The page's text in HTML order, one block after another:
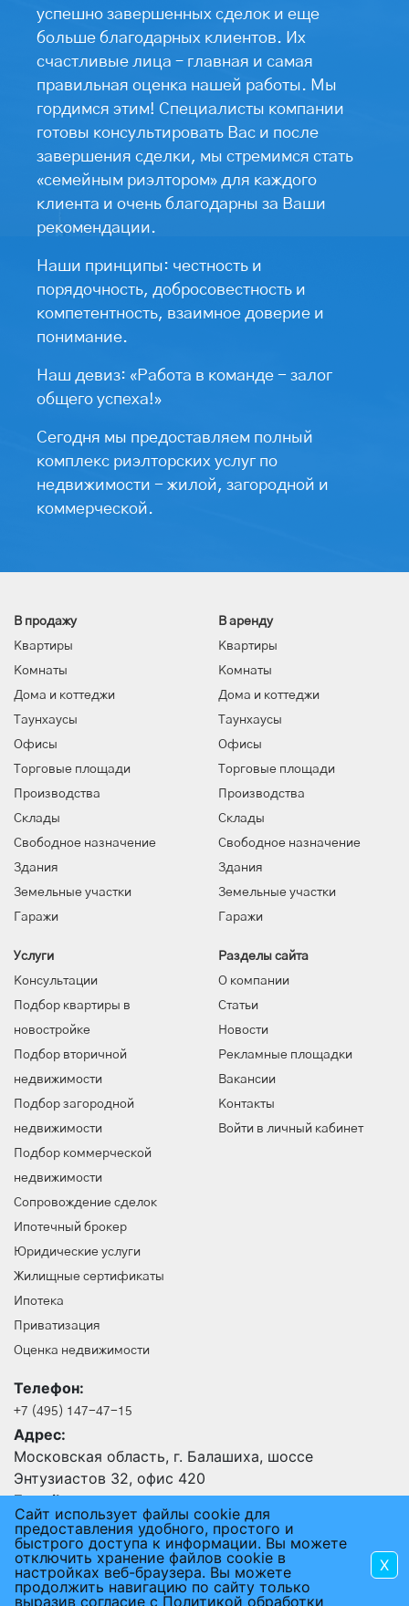
успешно завершенных сделок и еще
больше благодарных клиентов. Их
счастливые лица – главная и самая
правильная оценка нашей работы. Мы
гордимся этим! Специалисты компании
готовы консультировать Вас и после
завершения сделки, мы стремимся стать
«семейным риэлтором» для каждого
клиента и очень благодарны за Ваши
рекомендации.
Наши принципы: честность и
порядочность, добросовестность и
компетентность, взаимное доверие и
понимание.
Наш девиз: «Работа в команде - залог
общего успеха!»
Сегодня мы предоставляем полный
комплекс риэлторских услуг по
недвижимости - жилой, загородной и
коммерческой.
В продажу
Квартиры
Комнаты
Дома и коттеджи
Таунхаусы
Офисы
Торговые площади
Производства
Склады
Свободное назначение
Здания
Земельные участки
Гаражи
В аренду
Квартиры
Комнаты
Дома и коттеджи
Таунхаусы
Офисы
Торговые площади
Производства
Склады
Свободное назначение
Здания
Земельные участки
Гаражи
Услуги
Консультации
Подбор квартиры в
новостройке
Подбор вторичной
недвижимости
Подбор загородной
недвижимости
Подбор коммерческой
недвижимости
Сопровождение сделок
Ипотечный брокер
Юридические услуги
Жилищные сертификаты
Ипотека
Приватизация
Оценка недвижимости
Разделы сайта
О компании
Статьи
Новости
Рекламные площадки
Вакансии
Контакты
Войти в личный кабинет
Телефон:
+7 (495) 147-47-15
Адрес:
Московская область, г. Балашиха, шоссе
Энтузиастов 32, офис 420
E-mail:
24@an-rus.ru
2015 - 2026 © АГЕНТСТВО НЕДВИЖИМОСТИ РУСЬ
ПОЛЬЗОВАТЕЛЬСКОЕ СОГЛАШЕНИЕ
Сайт использует файлы cookie для
предоставления удобного, простого и
быстрого доступа к информации. Вы можете
отключить хранение файлов cookie в
настройках веб-браузера. Вы можете
продолжить навигацию по сайту только
выразив согласие с Политикой обработки
X